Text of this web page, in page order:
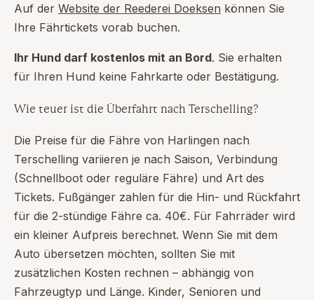
Auf der Website der Reederei Doeksen können Sie
Ihre Fährtickets vorab buchen.
Ihr Hund darf kostenlos mit an Bord. Sie erhalten
für Ihren Hund keine Fahrkarte oder Bestätigung.
Wie teuer ist die Überfahrt nach Terschelling?
Die Preise für die Fähre von Harlingen nach
Terschelling variieren je nach Saison, Verbindung
(Schnellboot oder reguläre Fähre) und Art des
Tickets. Fußgänger zahlen für die Hin- und Rückfahrt
für die 2-stündige Fähre ca. 40€. Für Fahrräder wird
ein kleiner Aufpreis berechnet. Wenn Sie mit dem
Auto übersetzen möchten, sollten Sie mit
zusätzlichen Kosten rechnen – abhängig von
Fahrzeugtyp und Länge. Kinder, Senioren und